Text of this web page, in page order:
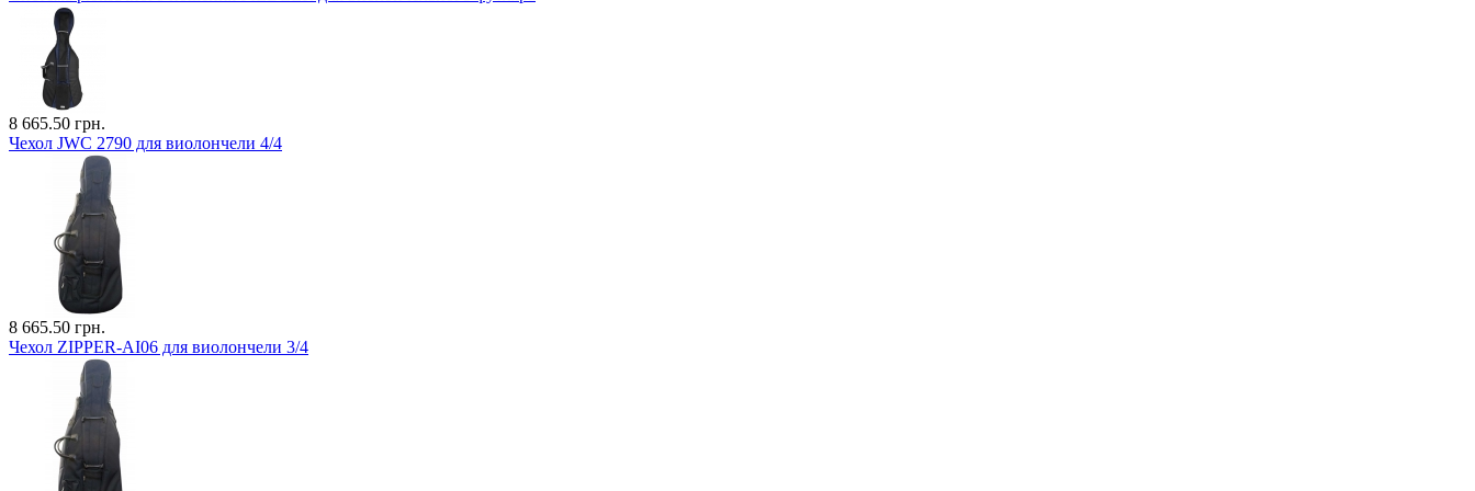
8 665.50 грн.
Чехол JWC 2790 для виолончели 4/4
8 665.50 грн.
Чехол ZIPPER-AI06 для виолончели 3/4